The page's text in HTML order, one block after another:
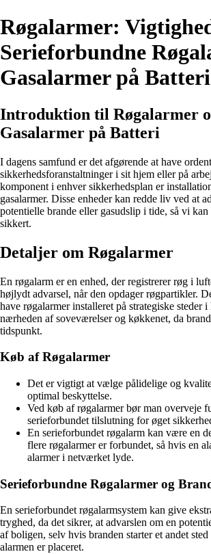
Røgalarmer:
Serieforbundne
Gasalarmer på Batteri
Introduktion til Røgalarmer
Gasalarmer på Batteri
I dagens samfund er det afgørende at have
sikkerhedsforanstaltninger i sit hjem eller på
komponent i enhver sikkerhedsplan er
gasalarmer. Disse enheder kan redde liv ved at
potentielle brande eller gasudslip i tide, så vi
sikkert.
Detaljer om Røgalarmer
En røgalarm er en enhed, der registrerer røg i
højlydt advarsel, når den opdager røgpartikler.
have røgalarmer installeret på strategiske steder i
nærheden af soveværelser og køkkenet, da
tidspunkt.
Køb af Røgalarmer
Det er vigtigt at vælge pålidelige og
optimal beskyttelse.
Ved køb af røgalarmer bør man overveje
serieforbundet tilslutning for øget
En serieforbundet røgalarm kan være en
flere røgalarmer er forbundet, så hvis en
alarmer i netværket lyde.
Serieforbundne Røgalarmer og
En serieforbundet røgalarmsystem kan give
tryghed, da det sikrer, at advarslen om en
af boligen, selv hvis branden starter et andet
alarmen er placeret.